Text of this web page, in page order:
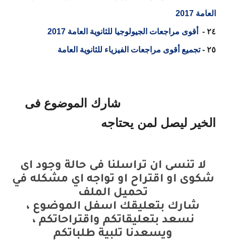
العامة 2017
٢٤ - أقوى مراجعات الجيولوجيا للثانوية العامة 2017
٢٥ - تجميع أقوى مراجعات الفيزياء للثانوية العامة
شارك الموضوع فى
الخير ليصل لمن يحتاجه
لا تنسى ان تراسلنا فى حالة وجود اى
شكوى او اقتراح او تواجه اي مشكله في
تحميل الملف
شارك بتعليقك اسفل الموضوع ،
نسعد بتعليقاتكم واقتراحاتكم ،
ويسعدنا تلبية طلباتكم